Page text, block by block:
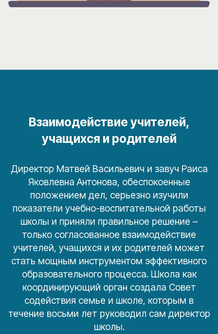
Взаимодействие учителей,
учащихся и родителей
Директор Матвей Васильевич и завуч Раиса
Яковлевна Антонова, обеспокоенные
положением дел, серьезно изучили
показатели учебно-воспитательной работы
школы и приняли правильное решение –
только согласованное взаимодействие
учителей, учащихся и их родителей может
стать мощным инструментом эффективного
образовательного процесса. Школа как
координирующий орган создала Совет
содействия семье и школе, которым в
течение восьми лет руководил сам директор
школы.